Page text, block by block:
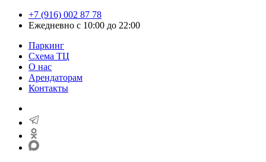
+7 (916) 002 87 78
Ежедневно с 10:00 до 22:00
Паркинг
Схема ТЦ
О нас
Арендаторам
Контакты